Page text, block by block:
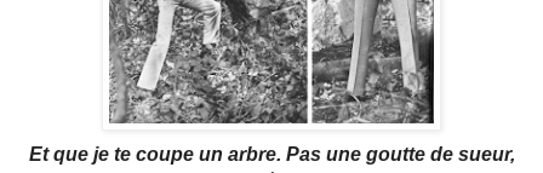
Et que je te coupe un arbre. Pas une goutte de sueur,